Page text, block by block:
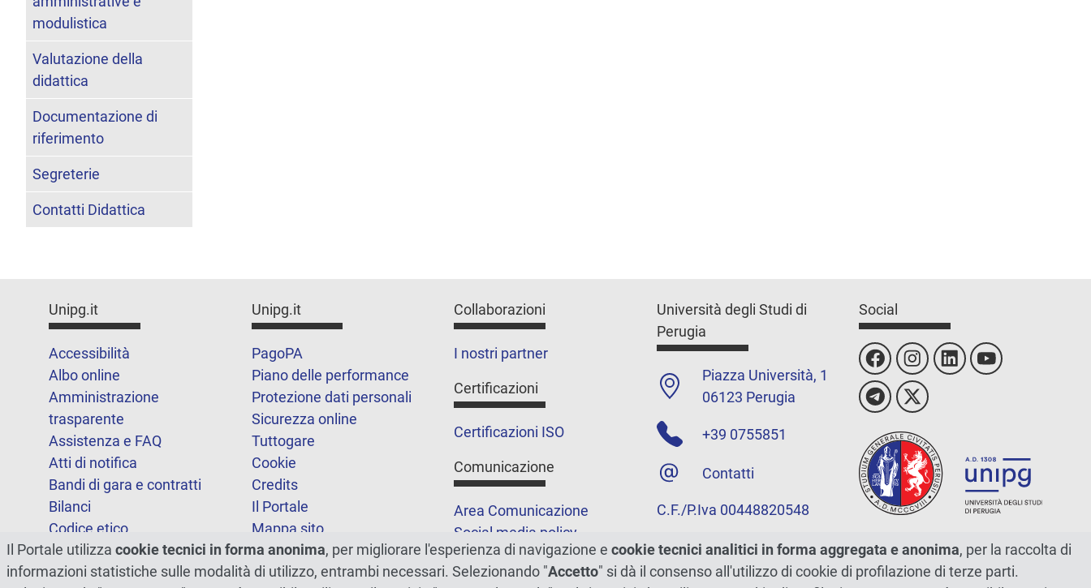
modulistica
Valutazione della
didattica
Documentazione di
riferimento
Segreterie
Contatti Didattica
Unipg.it
Accessibilità
Albo online
Amministrazione
trasparente
Assistenza e FAQ
Atti di notifica
Bandi di gara e contratti
Bilanci
Codice etico
FOIA
Note legali
Unipg.it
PagoPA
Piano delle performance
Protezione dati personali
Sicurezza online
Tuttogare
Cookie
Credits
Il Portale
Mappa sito
Statistiche
Dichiarazione di
Collaborazioni
I nostri partner
Certificazioni
Certificazioni ISO
Comunicazione
Area Comunicazione
Social media policy
Podcast
Merchandising e shop
Università degli Studi di
Perugia
Piazza Università, 1
06123 Perugia
+39 0755851
Contatti
C.F./P.Iva 00448820548
Social
Il Portale utilizza cookie tecnici in forma anonima, per migliorare l'esperienza di navigazione e cookie tecnici analitici in forma aggregata e anonima, per la raccolta di
informazioni statistiche sulle modalità di utilizzo, entrambi necessari. Selezionando "Accetto" si dà il consenso all'utilizzo di cookie di profilazione di terze parti.